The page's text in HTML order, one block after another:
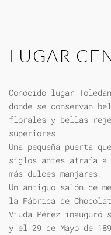
LUGAR
Conocido lugar
donde se conservan
florales y bellas
superiores.
Una pequeña puerta
siglos antes atraía a
más dulces manjares.
Un antiguo salón de
la Fábrica de
Viuda Pérez
y el 29 de Mayo de